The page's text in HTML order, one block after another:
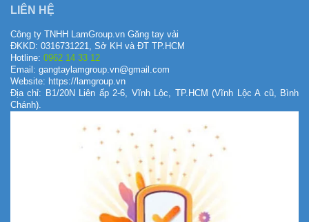
LIÊN HỆ
Công ty TNHH LamGroup.vn Găng tay vải
ĐKKD: 0316731221, Sở KH và ĐT TP.HCM
Hotline: 0962 14 33 12
Email: gangtaylamgroup.vn@gmail.com
Website: https://lamgroup.vn
Địa chỉ: B1/20N Liên ấp 2-6, Vĩnh Lộc, TP.HCM (Vĩnh Lộc A cũ, Bình
Chánh).